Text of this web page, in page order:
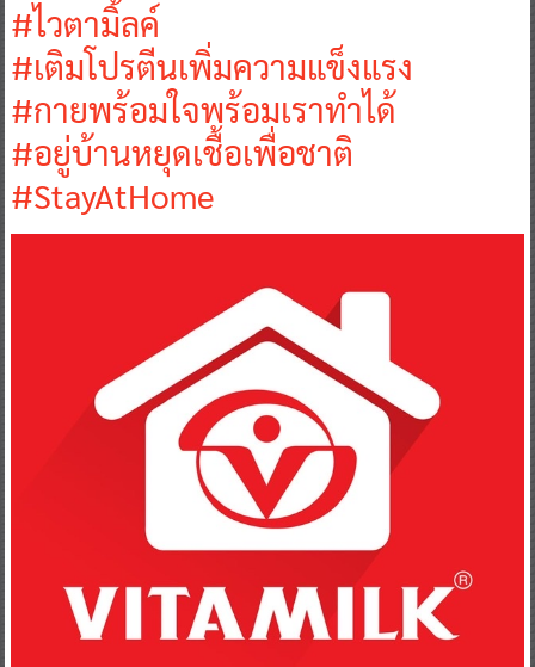
#ไวตามิ้ลค์
#เติมโปรตีนเพิ่มความแข็งแรง
#กายพร้อมใจพร้อมเราทำได้
#อยู่บ้านหยุดเชื้อเพื่อชาติ
#StayAtHome